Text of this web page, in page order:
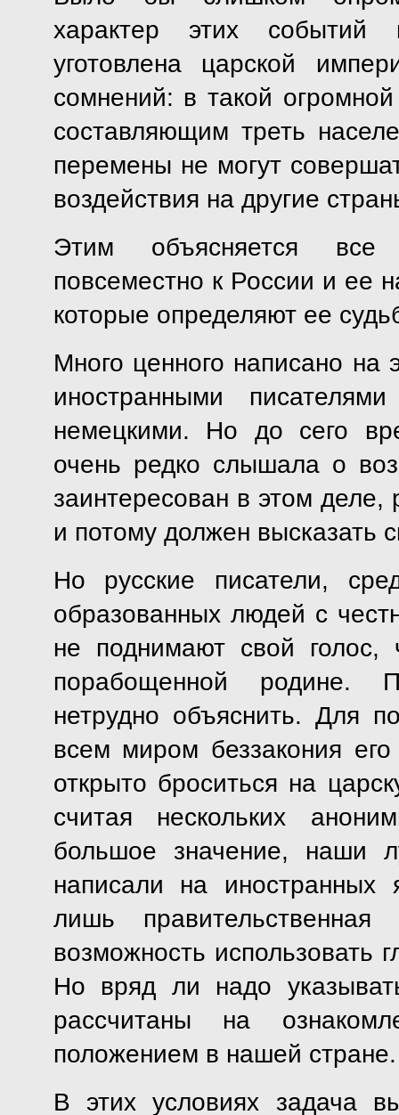
характер этих событий
уготовлена царской
сомнений: в такой
составляющим треть
перемены не могут
воздействия на другие
Этим объясняется все
повсеместно к России и ее
которые определяют ее
Много ценного написано на
иностранными
немецкими. Но до сего
очень редко слышала о
заинтересован в этом деле,
и потому должен высказать
Но русские писатели,
образованных людей с
не поднимают свой голос,
порабощенной родине.
нетрудно объяснить. Для
всем миром беззакония
открыто броситься на
считая нескольких
большое значение, наши
написали на иностранных
лишь
возможность использовать
Но вряд ли надо
рассчитаны на
положением в нашей стране.
В этих условиях задача